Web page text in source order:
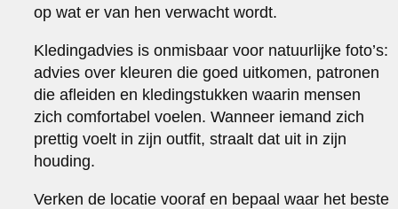
op wat er van hen verwacht wordt.
Kledingadvies is onmisbaar voor natuurlijke foto’s:
advies over kleuren die goed uitkomen, patronen
die afleiden en kledingstukken waarin mensen
zich comfortabel voelen. Wanneer iemand zich
prettig voelt in zijn outfit, straalt dat uit in zijn
houding.
Verken de locatie vooraf en bepaal waar het beste